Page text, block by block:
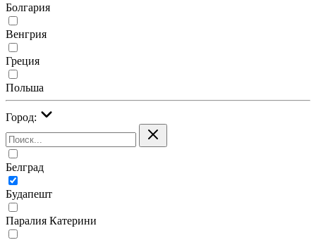
Болгария
Венгрия
Греция
Польша
Город:
Белград
Будапешт
Паралия Катерини